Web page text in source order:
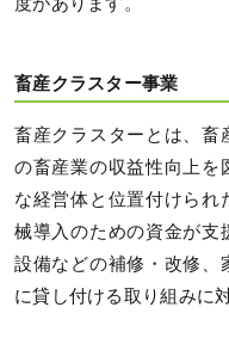
度があります。
畜産クラスター事業
畜産クラスターとは、畜
の畜産業の収益性向上を
な経営体と位置付けられ
械導入のための資金が支
設備などの補修・改修、
に貸し付ける取り組みに